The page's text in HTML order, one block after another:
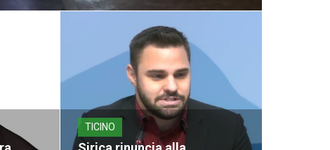
TICINO